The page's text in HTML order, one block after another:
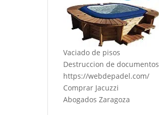
Vaciado de pisos
Destruccion de documentos
https://webdepadel.com/
Comprar Jacuzzi
Abogados Zaragoza